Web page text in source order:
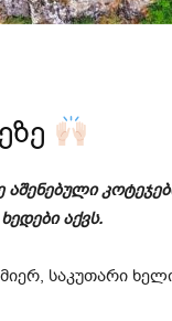
აქვს.
საკუთარი